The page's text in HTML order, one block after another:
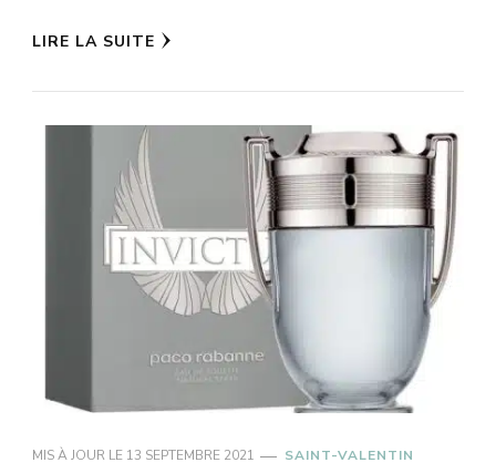
LIRE LA SUITE
MIS À JOUR LE 13 SEPTEMBRE 2021 SAINT-VALENTIN